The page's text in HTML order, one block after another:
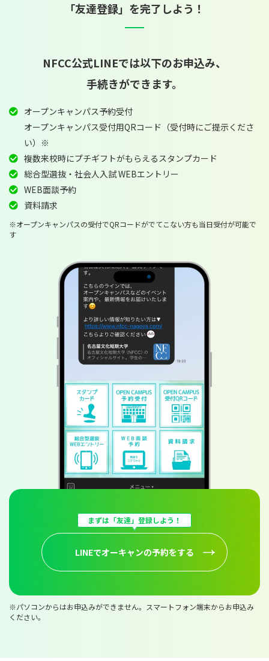
「友達登録」を完了しよう！
NFCC公式LINEでは以下のお申込み、
手続きができます。
オープンキャンパス予約受付
オープンキャンパス受付用QRコード（受付時にご提示くださ
い）※
複数来校時にプチギフトがもらえるスタンプカード
総合型選抜・社会人入試 WEBエントリー
WEB面談予約
資料請求
※オープンキャンパスの受付でQRコードがでてこない方も当日受付が可能で
す
まずは「友達」登録しよう！
LINEでオーキャンの予約をする
※パソコンからはお申込みができません。スマートフォン端末からお申込み
ください。